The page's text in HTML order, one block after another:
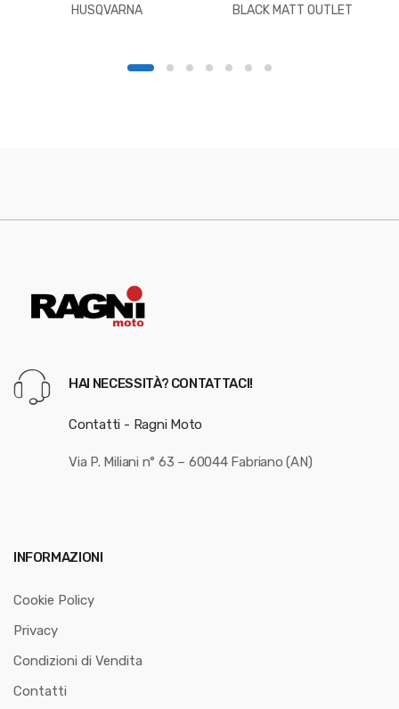
era:
HUSQVARNA
era:
è:
BLACK MATT OUTLET
HAI NECESSITÀ? CONTATTACI!
Contatti - Ragni Moto
Via P. Miliani n° 63 – 60044 Fabriano (AN)
INFORMAZIONI
Cookie Policy
Privacy
Condizioni di Vendita
Contatti